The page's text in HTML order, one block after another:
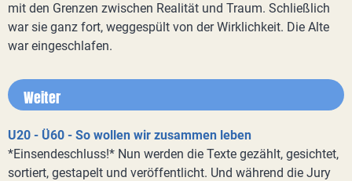
mit den Grenzen zwischen Realität und Traum. Schließlich
war sie ganz fort, weggespült von der Wirklichkeit. Die Alte
war eingeschlafen.
Weiter
U20 - Ü60 - So wollen wir zusammen leben
*Einsendeschluss!* Nun werden die Texte gezählt, gesichtet,
sortiert, gestapelt und veröffentlicht. Und während die Jury